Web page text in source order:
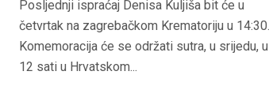
Posljednji ispraćaj Denisa Kuljiša bit će u
četvrtak na zagrebačkom Krematoriju u 14:30.
Komemoracija će se održati sutra, u srijedu, u
12 sati u Hrvatskom...